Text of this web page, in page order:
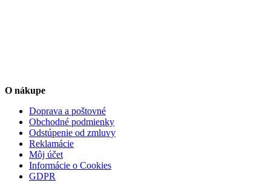
O nákupe
Doprava a poštovné
Obchodné podmienky
Odstúpenie od zmluvy
Reklamácie
Môj účet
Informácie o Cookies
GDPR